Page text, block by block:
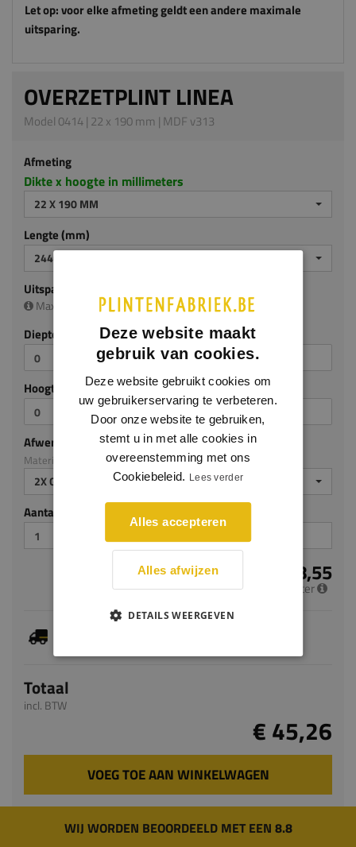
Let op: voor elke afmeting geldt een andere maximale
uitsparing.
OVERZETPLINT LINEA
Model 0414 | 22 x 190 mm | MDF v313
Afmeting
Dikte x hoogte in millimeters
22 X 190 MM
Lengte (mm)
2440 MM
Uitsparing
Maximale uitsparing is (diep/hoog):17 x 145 mm
Diepte (mm)
Hoogte (mm)
Afwerking
Materiaal: MDF v313
2X GEGROND
Aantal stuks
€ 18,55
per meter
Totaal
incl. BTW
€ 45,26
VOEG TOE AAN WINKELWAGEN
WIJ WORDEN BEOORDEELD MET EEN 8.8
Deze website maakt
gebruik van cookies.
Deze website gebruikt cookies om
uw gebruikerservaring te verbeteren.
Door onze website te gebruiken,
stemt u in met alle cookies in
overeenstemming met ons
Cookiebeleid. Lees verder
Alles accepteren
Alles afwijzen
DETAILS WEERGEVEN